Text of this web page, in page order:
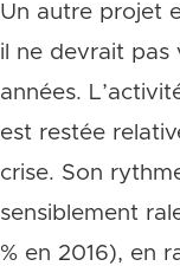
Un autre projet
il ne devrait pas
années.
est restée
crise. Son
sensiblement
% en 2016), en